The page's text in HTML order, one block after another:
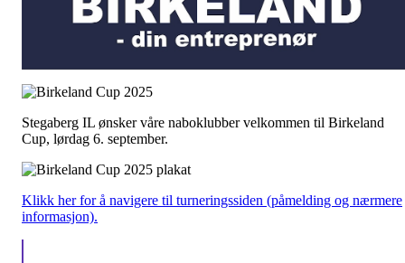
Stegaberg IL ønsker våre naboklubber velkommen til Birkeland
Cup, lørdag 6. september.
Klikk her for å navigere til turneringssiden (påmelding og nærmere
informasjon).